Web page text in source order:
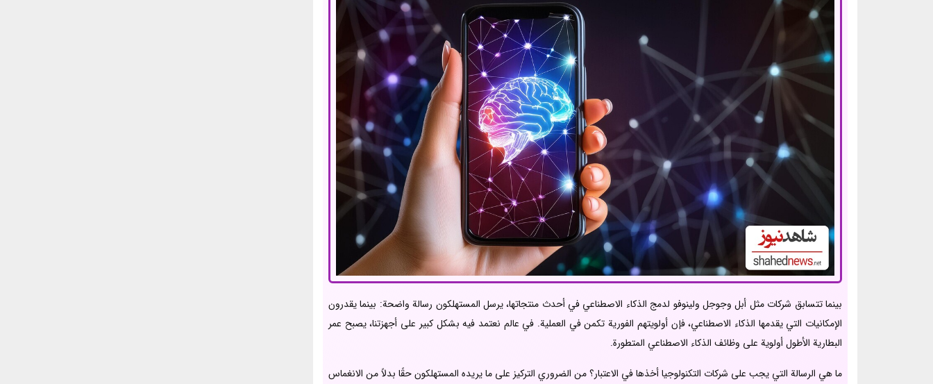
بينما تتسابق شركات مثل أبل وجوجل ولينوفو لدمج الذكاء الاصطناعي في أحدث منتجاتها، يرسل المستهلكون رسالة واضحة: بينما يقدرون
الإمكانيات التي يقدمها الذكاء الاصطناعي، فإن أولويتهم الفورية تكمن في العملية. في عالم نعتمد فيه بشكل كبير على أجهزتنا، يصبح عمر
البطارية الأطول أولوية على وظائف الذكاء الاصطناعي المتطورة.
ما هي الرسالة التي يجب على شركات التكنولوجيا أخذها في الاعتبار؟ من الضروري التركيز على ما يريده المستهلكون حقًا بدلاً من الانغماس